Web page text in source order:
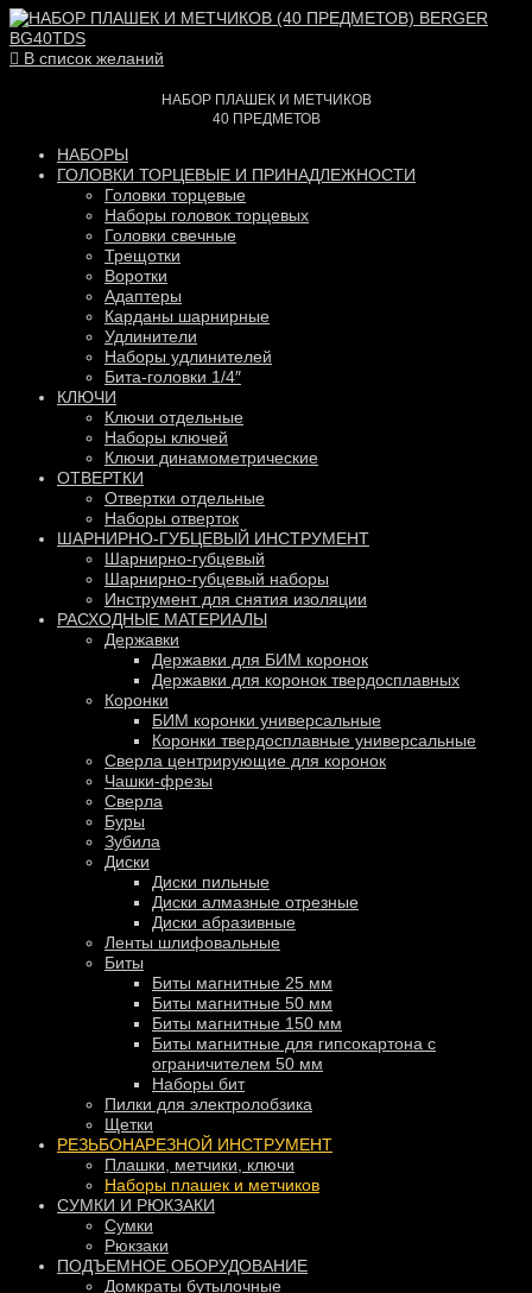
В список желаний
НАБОР ПЛАШЕК И МЕТЧИКОВ
40 ПРЕДМЕТОВ
НАБОРЫ
ГОЛОВКИ ТОРЦЕВЫЕ И ПРИНАДЛЕЖНОСТИ
Головки торцевые
Наборы головок торцевых
Головки свечные
Трещотки
Воротки
Адаптеры
Карданы шарнирные
Удлинители
Наборы удлинителей
Бита-головки 1/4″
КЛЮЧИ
Ключи отдельные
Наборы ключей
Ключи динамометрические
ОТВЕРТКИ
Отвертки отдельные
Наборы отверток
ШАРНИРНО-ГУБЦЕВЫЙ ИНСТРУМЕНТ
Шарнирно-губцевый
Шарнирно-губцевый наборы
Инструмент для снятия изоляции
РАСХОДНЫЕ МАТЕРИАЛЫ
Державки
Державки для БИМ коронок
Державки для коронок твердосплавных
Коронки
БИМ коронки универсальные
Коронки твердосплавные универсальные
Сверла центрирующие для коронок
Чашки-фрезы
Сверла
Буры
Зубила
Диски
Диски пильные
Диски алмазные отрезные
Диски абразивные
Ленты шлифовальные
Биты
Биты магнитные 25 мм
Биты магнитные 50 мм
Биты магнитные 150 мм
Биты магнитные для гипсокартона с
ограничителем 50 мм
Наборы бит
Пилки для электролобзика
Щетки
РЕЗЬБОНАРЕЗНОЙ ИНСТРУМЕНТ
Плашки, метчики, ключи
Наборы плашек и метчиков
СУМКИ И РЮКЗАКИ
Сумки
Рюкзаки
ПОДЪЕМНОЕ ОБОРУДОВАНИЕ
Домкраты бутылочные